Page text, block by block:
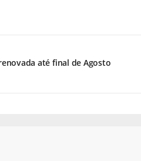
até final de Agosto